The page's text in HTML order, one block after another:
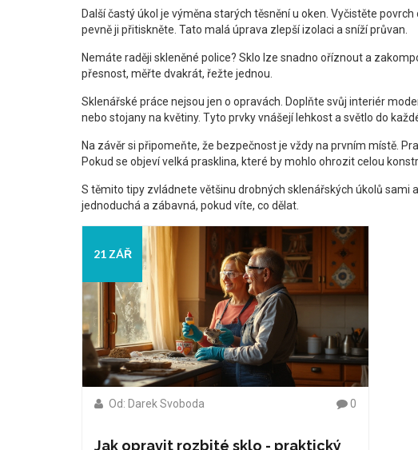
Další častý úkol je výměna starých těsnění u oken. Vyčistěte
pevně ji přitiskněte. Tato malá úprava zlepší izolaci a sníží průvan.
Nemáte raději skleněné police? Sklo lze snadno oříznout a
přesnost, měřte dvakrát, řežte jednou.
Sklenářské práce nejsou jen o opravách. Doplňte svůj interiér
nebo stojany na květiny. Tyto prvky vnášejí lehkost a světlo do
Na závěr si připomeňte, že bezpečnost je vždy na prvním místě.
Pokud se objeví velká prasklina, které by mohlo ohrozit celou
S těmito tipy zvládnete většinu drobných sklenářských úkolů sami
jednoduchá a zábavná, pokud víte, co dělat.
21 ZÁŘ
Od: Darek Svoboda 0
Jak opravit rozbité sklo - praktický